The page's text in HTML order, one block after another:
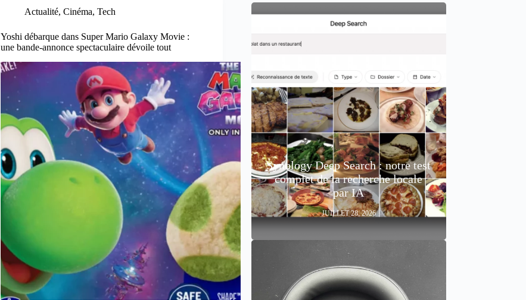
Actualité,Cinéma,Tech
Yoshi débarque dans Super Mario Galaxy Movie :
une bande-annonce spectaculaire dévoile tout
Synology Deep Search : notre test
complet de la recherche locale
par IA
JUILLET 28, 2026